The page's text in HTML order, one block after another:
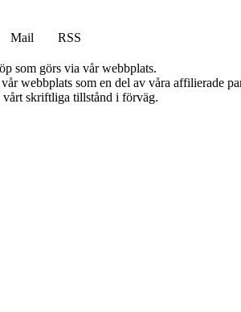
Mail
RSS
som görs via vår webbplats.
webbplats som en del av våra affilierade
vårt skriftliga tillstånd i förväg.